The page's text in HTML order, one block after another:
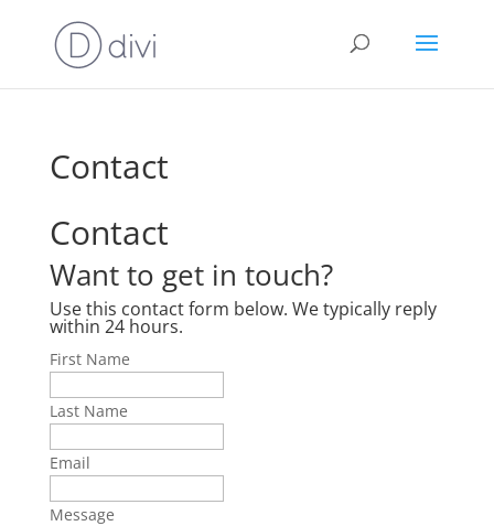
Contact
Contact
Want to get in touch?
Use this contact form below. We typically reply
within 24 hours.
First Name
Last Name
Email
Message